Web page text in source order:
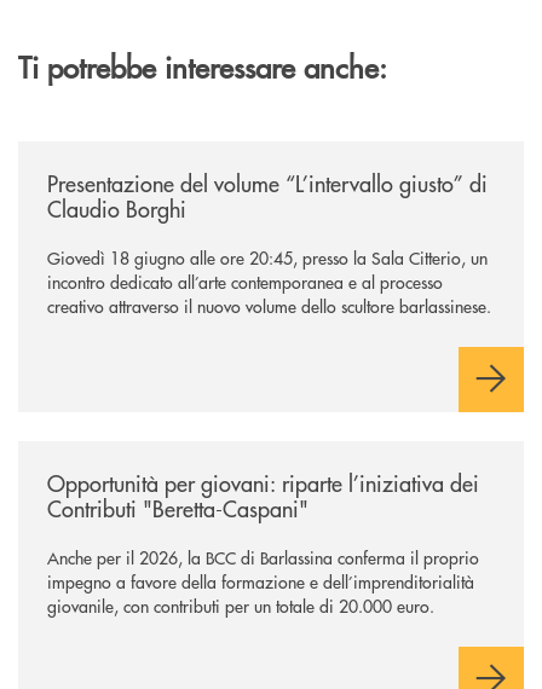
Ti potrebbe interessare anche:
Presentazione del volume “L’intervallo giusto” di
Claudio Borghi
Giovedì 18 giugno alle ore 20:45, presso la Sala Citterio, un
incontro dedicato all’arte contemporanea e al processo
creativo attraverso il nuovo volume dello scultore barlassinese.
Opportunità per giovani: riparte l’iniziativa dei
Contributi "Beretta-Caspani"
Anche per il 2026, la BCC di Barlassina conferma il proprio
impegno a favore della formazione e dell’imprenditorialità
giovanile, con contributi per un totale di 20.000 euro.